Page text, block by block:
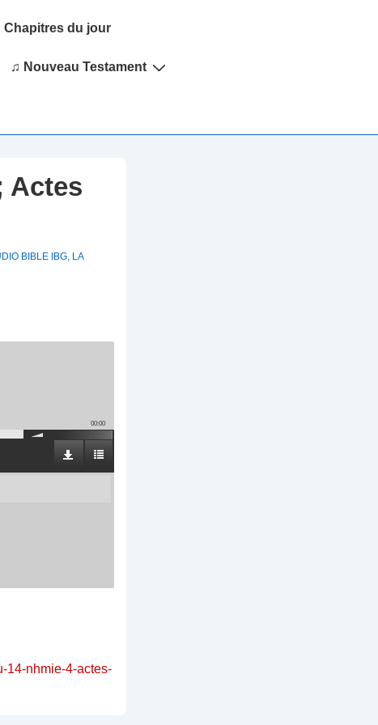
Chapitres du jour
♫ Nouveau Testament
Actes
BIBLE IBG, LA
00:00
14-nhmie-4-actes-